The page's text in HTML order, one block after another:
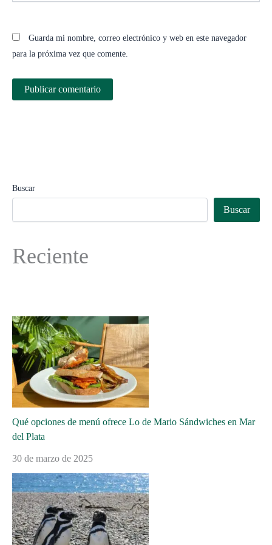
Guarda mi nombre, correo electrónico y web en este navegador
para la próxima vez que comente.
Buscar
Buscar
Reciente
Qué opciones de menú ofrece Lo de Mario Sándwiches en Mar
del Plata
30 de marzo de 2025